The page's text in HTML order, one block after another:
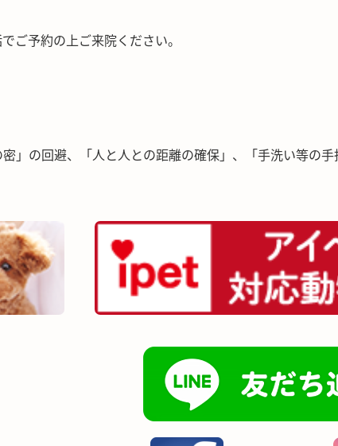
ご予約の上ご来院ください。
」の回避、「人と人との距離の確保」、「手洗い等の